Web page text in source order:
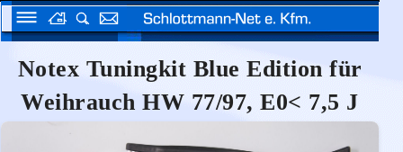
Notex Tuningkit Blue Edition für
Weihrauch HW 77/97, E0< 7,5 J